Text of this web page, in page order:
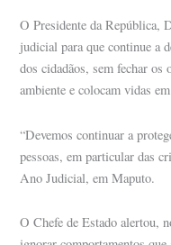
O Presidente da República,
judicial para que continue a
dos cidadãos, sem fechar os
ambiente e colocam vidas
“Devemos continuar a
pessoas, em particular das
Ano Judicial, em Maputo.
O Chefe de Estado alertou,